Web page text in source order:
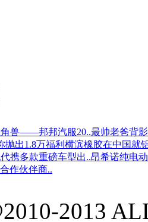
角兽——邦邦汽服20..最帅老爸背
抛出1.8万福利 横滨橡胶在中国就
携多款重磅车型出..昂希诺纯电
作伙伴商..
2013